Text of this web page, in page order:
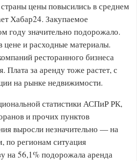
цены повысились в среднем
Хабар24. Закупаемое
году значительно подорожало.
цене и расходные материалы.
ресторанного бизнеса
за аренду тоже растет, с
на рынке недвижимости.
статистики АСПиР РК,
и прочих пунктов
выросли незначительно — на
по регионам ситуация
на 56,1% подорожала аренда